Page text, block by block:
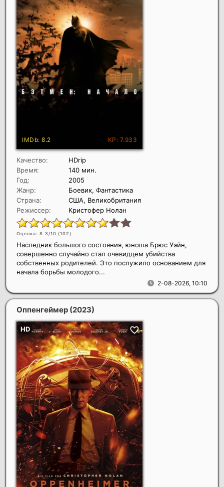
Качество:
HDrip
Время:
140 мин.
Год:
2005
Жанр:
Боевик, Фантастика
Страна:
США, Великобритания
Режиссер:
Кристофер Нолан
Оценка: 8.3/10 (102)
2-08-2026, 10:10
Наследник большого состояния, юноша Брюс Уэйн,
совершенно случайно стал очевидцем убийства
собственных родителей. Это послужило основанием для
начала борьбы молодого...
Оппенгеймер (2023)